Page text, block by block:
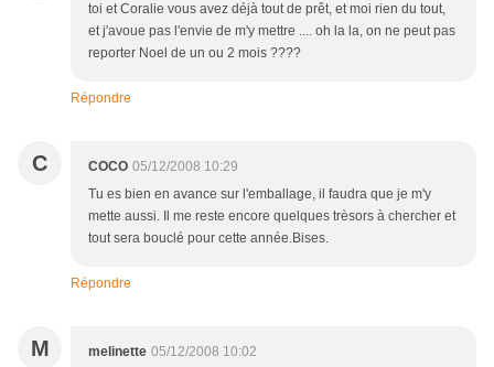
toi et Coralie vous avez déjà tout de prêt, et moi rien du tout,
et j'avoue pas l'envie de m'y mettre .... oh la la, on ne peut pas
reporter Noel de un ou 2 mois ????
Répondre
C COCO 05/12/2008 10:29
Tu es bien en avance sur l'emballage, il faudra que je m'y
mette aussi. Il me reste encore quelques trèsors à chercher et
tout sera bouclé pour cette année.Bises.
Répondre
M melinette 05/12/2008 10:02